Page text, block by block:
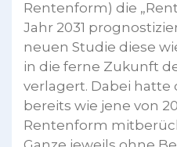
Rentenform) die
Jahr 2031
neuen Studie diese
in die ferne Zukunft
verlagert. Dabei hatte
bereits wie jene von
Rentenform